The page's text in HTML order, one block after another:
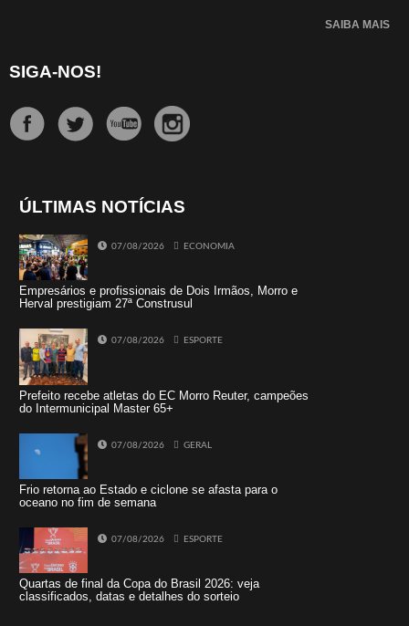
SAIBA MAIS
SIGA-NOS!
ÚLTIMAS NOTÍCIAS
07/08/2026 ECONOMIA
Empresários e profissionais de Dois Irmãos, Morro e
Herval prestigiam 27ª Construsul
07/08/2026 ESPORTE
Prefeito recebe atletas do EC Morro Reuter, campeões
do Intermunicipal Master 65+
07/08/2026 GERAL
Frio retorna ao Estado e ciclone se afasta para o
oceano no fim de semana
07/08/2026 ESPORTE
Quartas de final da Copa do Brasil 2026: veja
classificados, datas e detalhes do sorteio